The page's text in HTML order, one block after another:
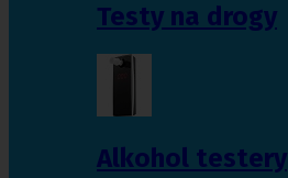
Testy na drogy
Alkohol testery